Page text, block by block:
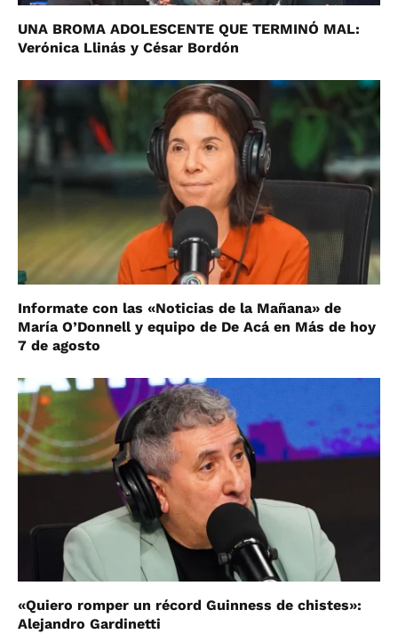
UNA BROMA ADOLESCENTE QUE TERMINÓ MAL:
Verónica Llinás y César Bordón
Informate con las «Noticias de la Mañana» de
María O’Donnell y equipo de De Acá en Más de hoy
7 de agosto
«Quiero romper un récord Guinness de chistes»:
Alejandro Gardinetti